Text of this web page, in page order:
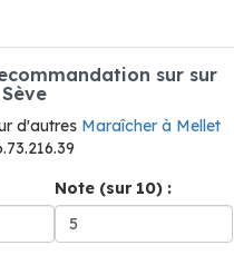
sur sur
d'autres Maraîcher à Mellet
Note (sur 10) :